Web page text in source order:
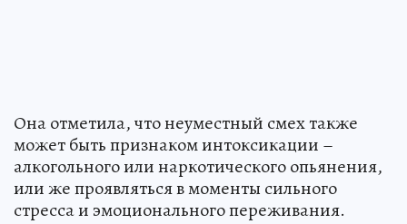
Она отметила, что неуместный смех также
может быть признаком интоксикации –
алкогольного или наркотического опьянения,
или же проявляться в моменты сильного
стресса и эмоционального переживания.